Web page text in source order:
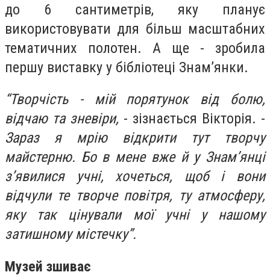
до 6 сантиметрів, яку планує
використовувати для більш масштабних
тематичних полотен. А ще - зробила
першу виставку у бібліотеці Знам’янки.
“Творчість - мій порятунок від болю,
відчаю та зневіри, - зізнається Вікторія. -
Зараз я мрію відкрити тут творчу
майстерню. Бо в мене вже й у Знам’янці
з’явилися учні, хочеться, щоб і вони
відчули те творче повітря, ту атмосферу,
яку так цінували мої учні у нашому
затишному містечку”.
Музей зшиває